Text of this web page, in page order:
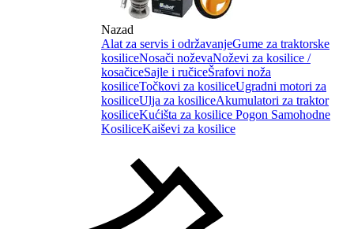
Nazad
Alat za servis i održavanjeGume za traktorske
kosiliceNosači noževaNoževi za kosilice /
kosačiceSajle i ručiceŠrafovi noža
kosiliceTočkovi za kosiliceUgradni motori za
kosiliceUlja za kosiliceAkumulatori za traktor
kosiliceKućišta za kosilice Pogon Samohodne
KosiliceKaiševi za kosilice